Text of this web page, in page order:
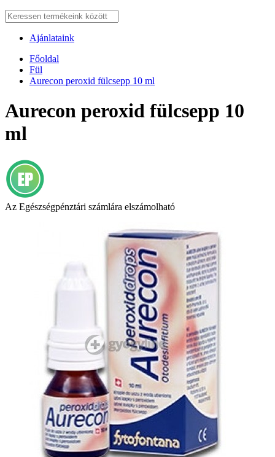
Ajánlataink
Főoldal
Fül
Aurecon peroxid fülcsepp 10 ml
Aurecon peroxid fülcsepp 10
ml
Az Egészségpénztári számlára elszámolható